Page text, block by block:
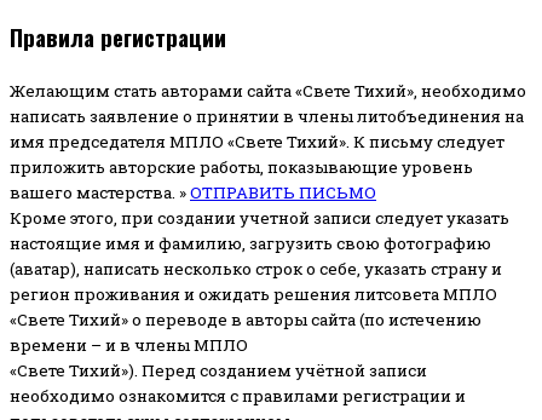
Правила регистрации
Желающим стать авторами сайта «Свете Тихий», необходимо
написать заявление о принятии в члены литобъединения на
имя председателя МПЛО «Свете Тихий». К письму следует
приложить авторские работы, показывающие уровень
вашего мастерства. »ОТПРАВИТЬ ПИСЬМО
Кроме этого, при создании учетной записи следует указать
настоящие имя и фамилию, загрузить свою фотографию
(аватар), написать несколько строк о себе, указать страну и
регион проживания и ожидать решения литсовета МПЛО
«Свете Тихий» о переводе в авторы сайта (по истечению
времени – и в члены МПЛО
«Свете Тихий»). Перед созданием учётной записи
необходимо ознакомится с правилами регистрации и